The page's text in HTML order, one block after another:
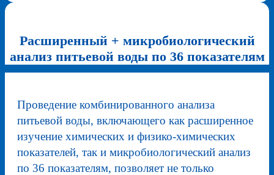
Расширенный + микробиологический
анализ питьевой воды по 36 показателям
Проведение комбинированного анализа
питьевой воды, включающего как расширенное
изучение химических и физико-химических
показателей, так и микробиологический анализ
по 36 показателям, позволяет не только